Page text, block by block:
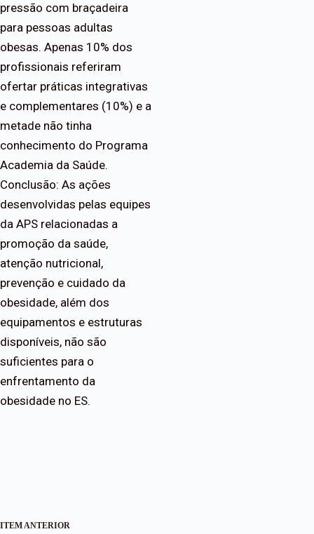
pressão com braçadeira
para pessoas adultas
obesas. Apenas 10% dos
profissionais referiram
ofertar práticas integrativas
e complementares (10%) e a
metade não tinha
conhecimento do Programa
Academia da Saúde.
Conclusão: As ações
desenvolvidas pelas equipes
da APS relacionadas a
promoção da saúde,
atenção nutricional,
prevenção e cuidado da
obesidade, além dos
equipamentos e estruturas
disponíveis, não são
suficientes para o
enfrentamento da
obesidade no ES.
ITEM ANTERIOR